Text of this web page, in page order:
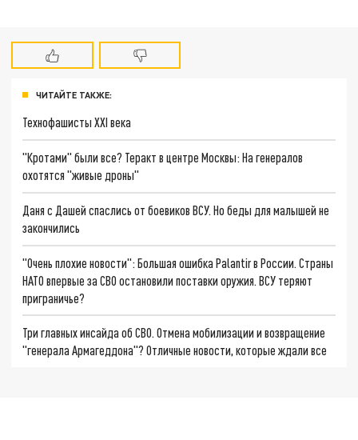
ЧИТАЙТЕ ТАКЖЕ:
Технофашисты XXI века
"Кротами" были все? Теракт в центре Москвы: На генералов
охотятся "живые дроны"
Даня с Дашей спаслись от боевиков ВСУ. Но беды для малышей не
закончились
"Очень плохие новости": Большая ошибка Palantir в России. Страны
НАТО впервые за СВО остановили поставки оружия. ВСУ теряют
приграничье?
Три главных инсайда об СВО. Отмена мобилизации и возвращение
"генерала Армагеддона"? Отличные новости, которые ждали все